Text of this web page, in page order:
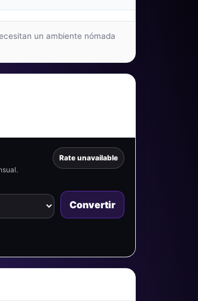
un ambiente nómada
Rate unavailable
Convertir